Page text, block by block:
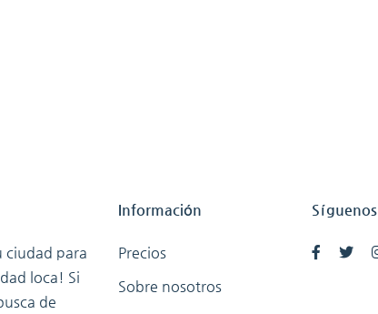
ciudad para
loca! Si
de
Información
Precios
Sobre nosotros
Síguenos